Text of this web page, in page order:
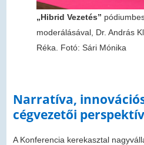
„Hibrid Vezetés”
moderálásával, Dr. András
Réka. Fotó: Sári Mónika
Narratíva,
cégvezetői
A Konferencia kerekasztal